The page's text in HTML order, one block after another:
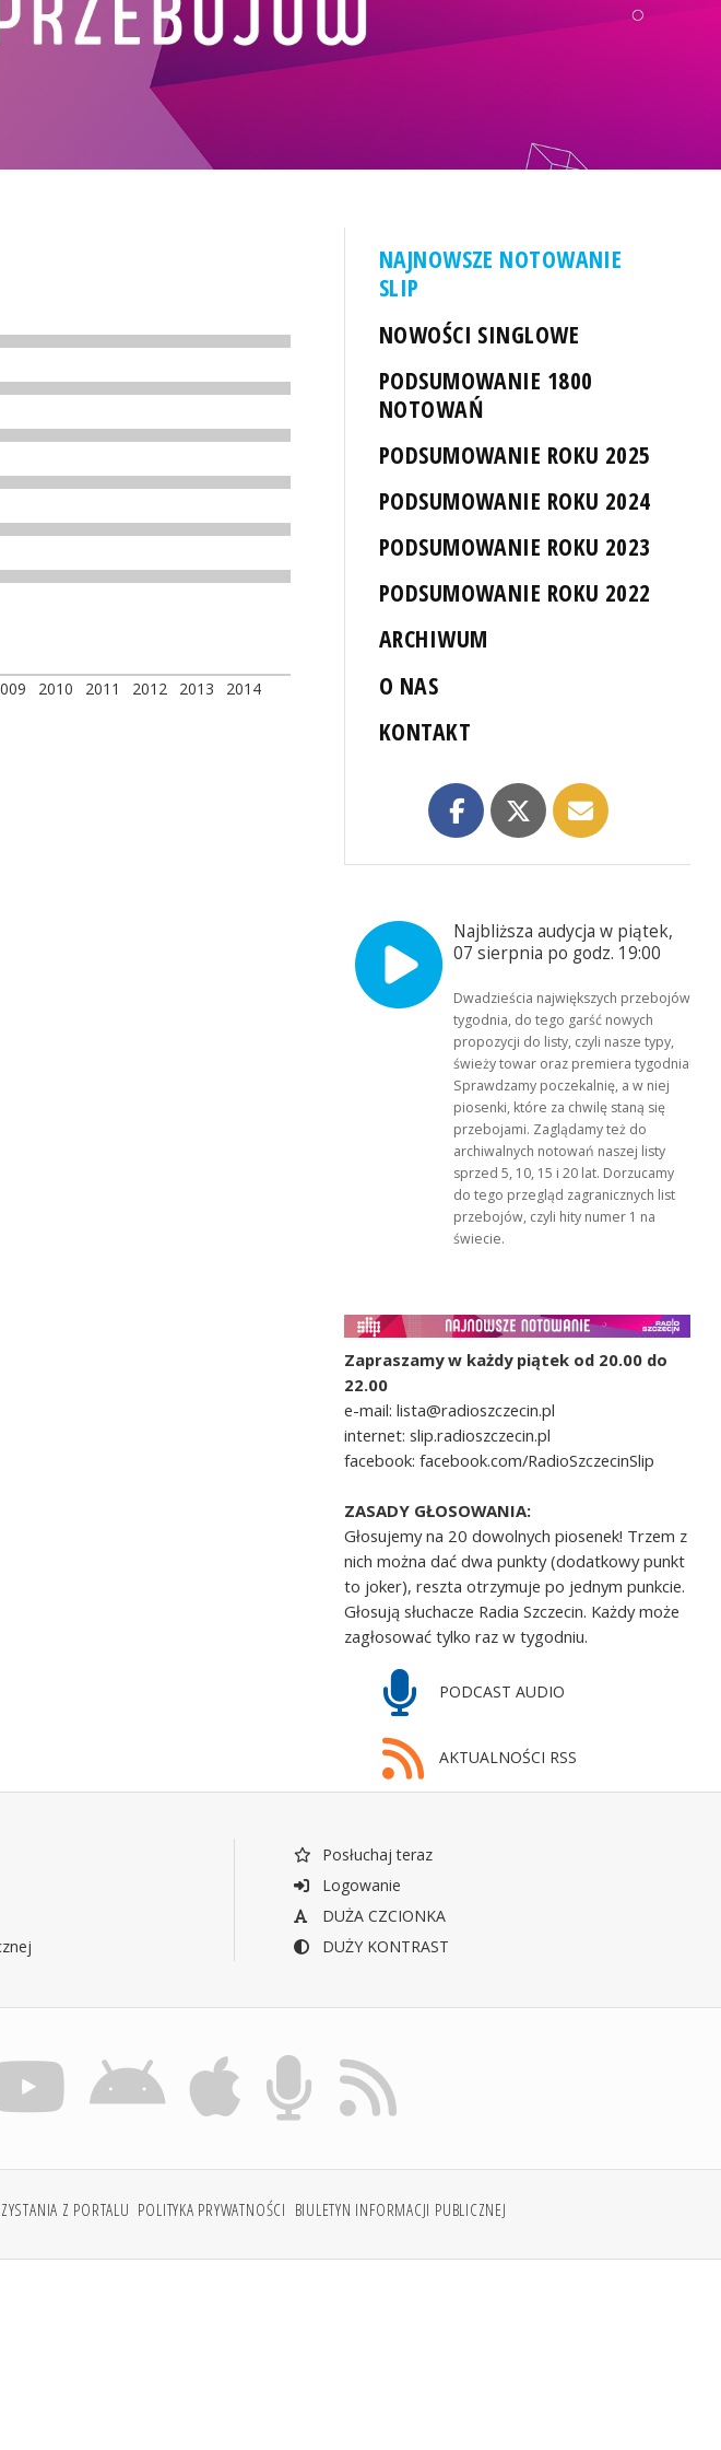
2010 2011 2012 2013
2014
NAJNOWSZE NOTOWANIE
SLIP
NOWOŚCI SINGLOWE
PODSUMOWANIE 1800
NOTOWAŃ
PODSUMOWANIE ROKU 2025
PODSUMOWANIE ROKU 2024
PODSUMOWANIE ROKU 2023
PODSUMOWANIE ROKU 2022
ARCHIWUM
O NAS
KONTAKT
Najbliższa audycja w piątek,
07 sierpnia po godz. 19:00
Dwadzieścia największych przebojów
tygodnia, do tego garść nowych
propozycji do listy, czyli nasze typy,
świeży towar oraz premiera tygodnia!
Sprawdzamy poczekalnię, a w niej
piosenki, które za chwilę staną się
przebojami. Zaglądamy też do
archiwalnych notowań naszej listy
sprzed 5, 10, 15 i 20 lat. Dorzucamy
do tego przegląd zagranicznych list
przebojów, czyli hity numer 1 na
świecie.
Zapraszamy w każdy piątek od 20.00 do
22.00
e-mail: lista@radioszczecin.pl
internet: slip.radioszczecin.pl
facebook: facebook.com/RadioSzczecinSlip
ZASADY GŁOSOWANIA:
Głosujemy na 20 dowolnych piosenek! Trzem z
nich można dać dwa punkty (dodatkowy punkt
to joker), reszta otrzymuje po jednym punkcie.
Głosują słuchacze Radia Szczecin. Każdy może
zagłosować tylko raz w tygodniu.
PODCAST AUDIO
AKTUALNOŚCI RSS
Posłuchaj teraz
Logowanie
DUŻA CZCIONKA
DUŻY KONTRAST
Z PORTALU POLITYKA PRYWATNOŚCI BIULETYN INFORMACJI PUBLICZNEJ